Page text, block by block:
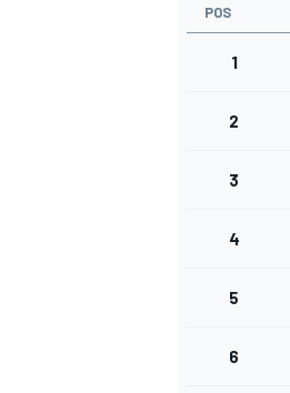
POS
1
2
3
4
5
6